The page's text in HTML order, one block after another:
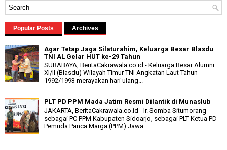
Popular Posts Archives
Agar Tetap Jaga Silaturahim, Keluarga Besar Blasdu
TNI AL Gelar HUT ke-29 Tahun
SURABAYA, BeritaCakrawala.co.id - Keluarga Besar Alumni
XI/II (Blasdu) Wilayah Timur TNI Angkatan Laut Tahun
1992/1993 merayakan hari ulang...
PLT PD PPM Mada Jatim Resmi Dilantik di Munaslub
JAKARTA, BeritaCakrawala.co.id - Ir. Somba Situmorang
sebagai PC PPM Kabupaten Sidoarjo, sebagai PLT Ketua PD
Pemuda Panca Marga (PPM) Jawa...